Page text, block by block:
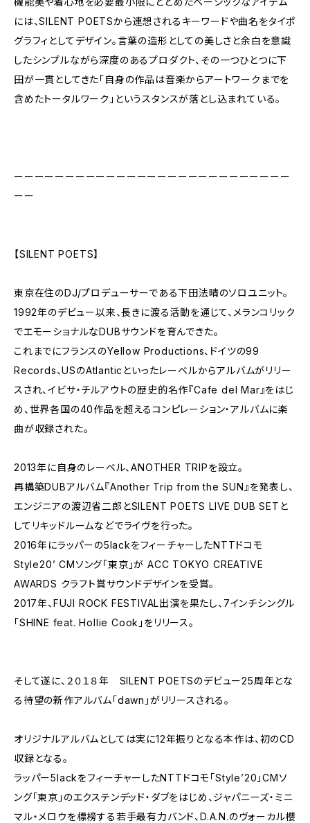
には、SILENT POETSから連想されるキーワードや曲名をタイポ
グラフィとしてデザイン。言葉の造形としての美しさと余白を意識
したシンプルながら深度のあるプロダクト、その一つひとつに下
田が一貫としてきた「自身の作品は音楽からアートワークまでを
含めたトータルワーク」というスタンスが落とし込まれている。
ーーーーーーーーーーーーーーーーーーーーーーーーーーー
ーー
【SILENT POETS】
東京在住のDJ/プロデューサーである下田法晴のソロユニット。
1992年のデビュー以来、長きに渡る活動を通じて、メランコリック
でエモーショナルなDUBサウンドを育んできた。
これまでにフランスのYellow Productions、ドイツの99
Records、USのAtlanticといったレーベルからアルバムがリリー
スされ、イビサ・チルアウトの歴史的名作『Cafe del Mar』をはじ
め、世界各国の40作品を超えるコンピレーション・アルバムに楽
曲が収録された。
2013年に自身のレーベル、ANOTHER TRIPを設立。
再構築DUBアルバム『Another Trip from the SUN』を発表し、
エンジニアの渡辺省二郎とSILENT POETS LIVE DUB SETと
してリキッドルームなどでライヴを行った。
2016年にラッパーの5lackをフィーチャーしたNTTドコモ
Style20’ CMソング「東京」が ACC TOKYO CREATIVE
AWARDS クラフト賞サウンドデザインを受賞。
2017年、FUJI ROCK FESTIVAL出演を果たし、7インチシングル
「SHINE feat. Hollie Cook」をリリース。
そして遂に、２０１８年 SILENT POETSのデビュー25周年とな
る待望の新作アルバム「dawn」がリリースされる。
オリジナルアルバムとしては実に12年振りとなる本作は、初のCD
収録となる。
ラッパー5lackをフィーチャーしたNTTドコモ「Style’20」CMソ
ング「東京」のエクステンデッド・ダブをはじめ、ジャパニーズ・ミニ
マル・メロウを標榜する若手最有力バンド、D.A.N.のヴォーカル櫻